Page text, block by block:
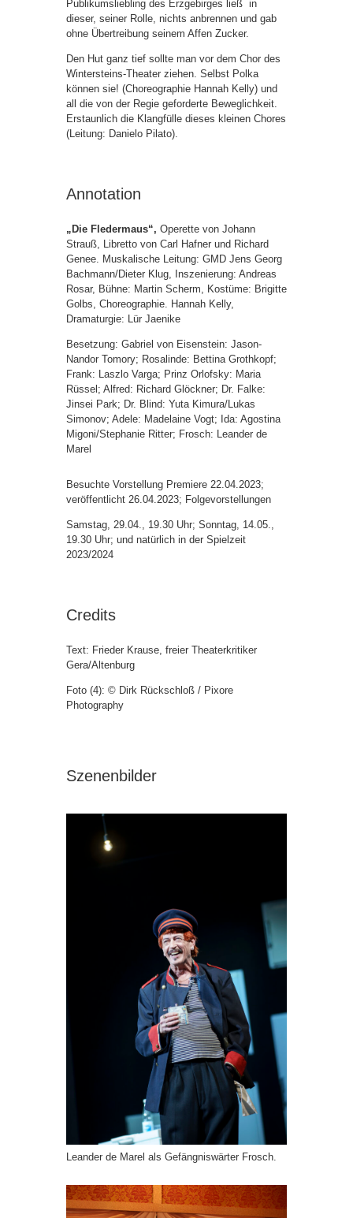
Publikumsliebling des Erzgebirges ließ in
dieser, seiner Rolle, nichts anbrennen und gab
ohne Übertreibung seinem Affen Zucker.
Den Hut ganz tief sollte man vor dem Chor des
Wintersteins-Theater ziehen. Selbst Polka
können sie! (Choreographie Hannah Kelly) und
all die von der Regie geforderte Beweglichkeit.
Erstaunlich die Klangfülle dieses kleinen Chores
(Leitung: Danielo Pilato).
Annotation
„Die Fledermaus“, Operette von Johann
Strauß, Libretto von Carl Hafner und Richard
Genee. Muskalische Leitung: GMD Jens Georg
Bachmann/Dieter Klug, Inszenierung: Andreas
Rosar, Bühne: Martin Scherm, Kostüme: Brigitte
Golbs, Choreographie. Hannah Kelly,
Dramaturgie: Lür Jaenike
Besetzung: Gabriel von Eisenstein: Jason-
Nandor Tomory; Rosalinde: Bettina Grothkopf;
Frank: Laszlo Varga; Prinz Orlofsky: Maria
Rüssel; Alfred: Richard Glöckner; Dr. Falke:
Jinsei Park; Dr. Blind: Yuta Kimura/Lukas
Simonov; Adele: Madelaine Vogt; Ida: Agostina
Migoni/Stephanie Ritter; Frosch: Leander de
Marel
Besuchte Vorstellung Premiere 22.04.2023;
veröffentlicht 26.04.2023; Folgevorstellungen
Samstag, 29.04., 19.30 Uhr; Sonntag, 14.05.,
19.30 Uhr; und natürlich in der Spielzeit
2023/2024
Credits
Text: Frieder Krause, freier Theaterkritiker
Gera/Altenburg
Foto (4): © Dirk Rückschloß / Pixore
Photography
Szenenbilder
Leander de Marel als Gefängniswärter Frosch.